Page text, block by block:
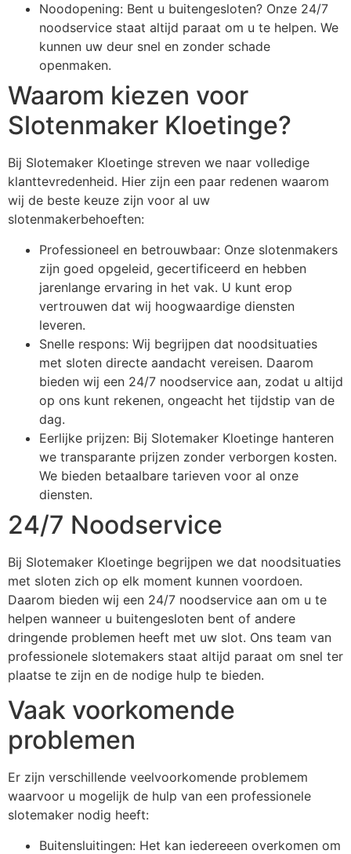
Noodopening: Bent u buitengesloten? Onze 24/7
noodservice staat altijd paraat om u te helpen. We
kunnen uw deur snel en zonder schade
openmaken.
Waarom kiezen voor
Slotenmaker Kloetinge?
Bij Slotemaker Kloetinge streven we naar volledige
klanttevredenheid. Hier zijn een paar redenen waarom
wij de beste keuze zijn voor al uw
slotenmakerbehoeften:
Professioneel en betrouwbaar: Onze slotenmakers
zijn goed opgeleid, gecertificeerd en hebben
jarenlange ervaring in het vak. U kunt erop
vertrouwen dat wij hoogwaardige diensten
leveren.
Snelle respons: Wij begrijpen dat noodsituaties
met sloten directe aandacht vereisen. Daarom
bieden wij een 24/7 noodservice aan, zodat u altijd
op ons kunt rekenen, ongeacht het tijdstip van de
dag.
Eerlijke prijzen: Bij Slotemaker Kloetinge hanteren
we transparante prijzen zonder verborgen kosten.
We bieden betaalbare tarieven voor al onze
diensten.
24/7 Noodservice
Bij Slotemaker Kloetinge begrijpen we dat noodsituaties
met sloten zich op elk moment kunnen voordoen.
Daarom bieden wij een 24/7 noodservice aan om u te
helpen wanneer u buitengesloten bent of andere
dringende problemen heeft met uw slot. Ons team van
professionele slotemakers staat altijd paraat om snel ter
plaatse te zijn en de nodige hulp te bieden.
Vaak voorkomende
problemen
Er zijn verschillende veelvoorkomende problemem
waarvoor u mogelijk de hulp van een professionele
slotemaker nodig heeft:
Buitensluitingen: Het kan iedereeen overkomen om